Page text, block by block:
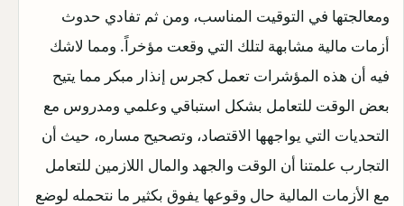
ومعالجتها في التوقيت المناسب، ومن ثم تفادي حدوث
أزمات مالية مشابهة لتلك التي وقعت مؤخراً. ومما لاشك
فيه أن هذه المؤشرات تعمل كجرس إنذار مبكر مما يتيح
بعض الوقت للتعامل بشكل استباقي وعلمي ومدروس مع
التحديات التي يواجهها الاقتصاد، وتصحيح مساره، حيث أن
التجارب علمتنا أن الوقت والجهد والمال اللازمين للتعامل
مع الأزمات المالية حال وقوعها يفوق بكثير ما نتحمله لوضع